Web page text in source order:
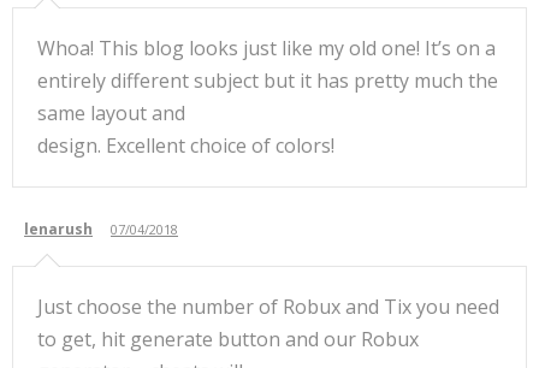
Whoa! This blog looks just like my old one! It’s on a
entirely different subject but it has pretty much the
same layout and
design. Excellent choice of colors!
lenarush 07/04/2018
Just choose the number of Robux and Tix you need
to get, hit generate button and our Robux